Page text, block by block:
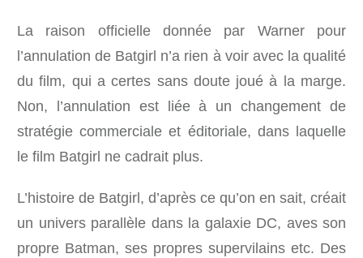
La raison officielle donnée par Warner pour
l’annulation de Batgirl n’a rien à voir avec la qualité
du film, qui a certes sans doute joué à la marge.
Non, l’annulation est liée à un changement de
stratégie commerciale et éditoriale, dans laquelle
le film Batgirl ne cadrait plus.
L’histoire de Batgirl, d’après ce qu’on en sait, créait
un univers parallèle dans la galaxie DC, aves son
propre Batman, ses propres supervilains etc. Des